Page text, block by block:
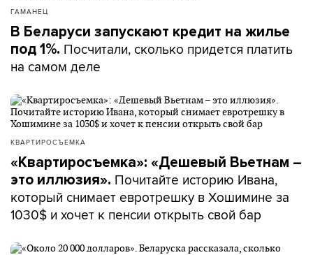
ГАМАНЕЦ
В Беларуси запускают кредит на жилье
под 1%. Посчитали, сколько придется платить
на самом деле
КВАРТИРОСЪЕМКА
«Квартиросъемка»: «Дешевый Вьетнам –
это иллюзия». Почитайте историю Ивана,
который снимает евротрешку в Хошимине за
1030$ и хочет к пенсии открыть свой бар